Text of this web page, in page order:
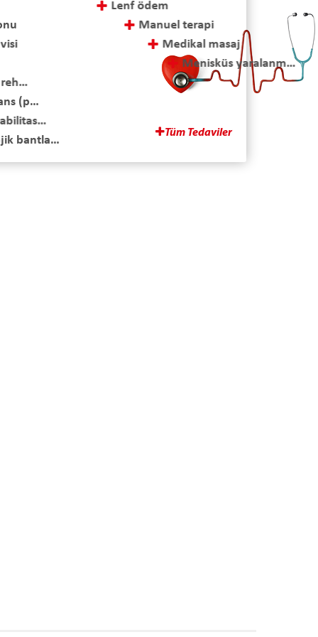
taban rehabilitasyonu)
Lenf ödem
Manuel terapi
Menisküs yaralanmaları ve cerrahi sonrası tedavi
Multipl skleroz (ms) tedavisi
Parapleji-tetraplaji rehabilitasyonu
Tüm Tedaviler